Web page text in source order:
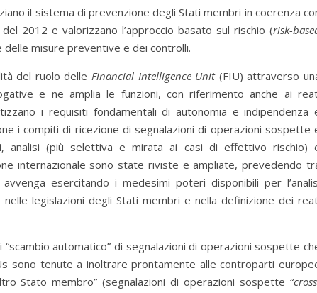
il sistema di prevenzione degli Stati membri in coerenza
2012 e valorizzano l’approccio basato sul rischio (risk-
misure preventive e dei controlli.
del ruolo delle Financial Intelligence Unit(FIU) attraverso
e ne amplia le funzioni, con riferimento anche ai
i requisiti fondamentali di autonomia e indipendenza
i compiti di ricezione di segnalazioni di operazioni sospette
analisi (più selettiva e mirata ai casi di effettivo rischio)
internazionale sono state riviste e ampliate, prevedendo
esercitando i medesimi poteri disponibili per
legislazioni degli Stati membri e nella definizione dei
automatico” di segnalazioni di operazioni sospette
sono tenute a inoltrare prontamente alle controparti
Stato membro” (segnalazioni di operazioni sospette “